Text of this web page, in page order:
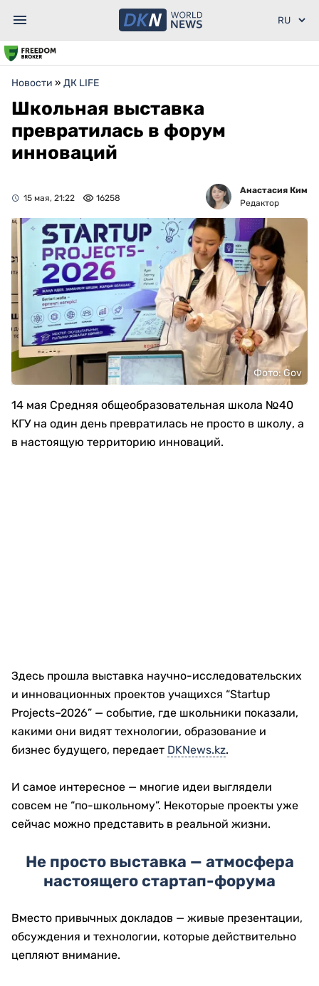
Новости » ДК LIFE
Школьная выставка
превратилась в форум
инноваций
15 мая, 21:22 16258
Анастасия Ким
Редактор
Фото: Gov
14 мая Средняя общеобразовательная школа №40
КГУна один день превратилась не просто в школу, а
в настоящую территорию инноваций.
Здесь прошла выставка научно-исследовательских
и инновационных проектов учащихся “Startup
Projects–2026” — событие, где школьники показали,
какими они видят технологии, образование и
бизнес будущего, передает DKNews.kz.
И самое интересное — многие идеи выглядели
совсем не “по-школьному”. Некоторые проекты уже
сейчас можно представить в реальной жизни.
Не просто выставка — атмосфера
настоящего стартап-форума
Вместо привычных докладов — живые презентации,
обсуждения и технологии, которые действительно
цепляют внимание.